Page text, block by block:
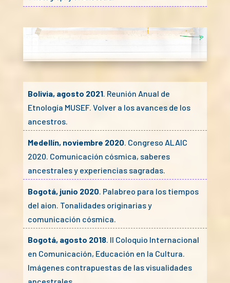
Bolivia, agosto 2021. Reunión Anual de
Etnología MUSEF. Volver a los avances de los
ancestros.
Medellín, noviembre 2020 . Congreso ALAIC
2020. Comunicación cósmica, saberes
ancestrales y experiencias sagradas.
Bogotá, junio 2020 . Palabreo para los tiempos
del aion. Tonalidades originarias y
comunicación cósmica.
Bogotá, agosto 2018. II Coloquio Internacional
en Comunicación, Educación en la Cultura.
Imágenes contrapuestas de las visualidades